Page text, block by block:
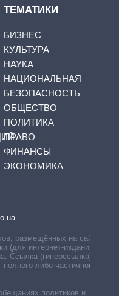
ТЕМАТИКИ
БИЗНЕС
КУЛЬТУРА
НАУКА
НАЦИОНАЛЬНАЯ
БЕЗОПАСНОСТЬ
ОБЩЕСТВО
ПОЛИТИКА
ПРАВО
ФИНАНСЫ
ЭКОНОМИКА
размещённых на сайте,
(для интернет-изданий —
Ссылка (гиперссылка)
либо частичного
политиков и